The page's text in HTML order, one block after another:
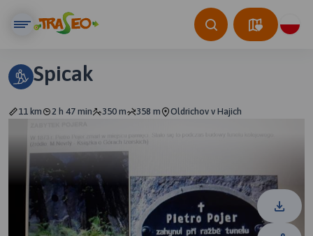
Spicak
11 km 2 h 47 min 350 m 358 m Oldrichov v Hajich